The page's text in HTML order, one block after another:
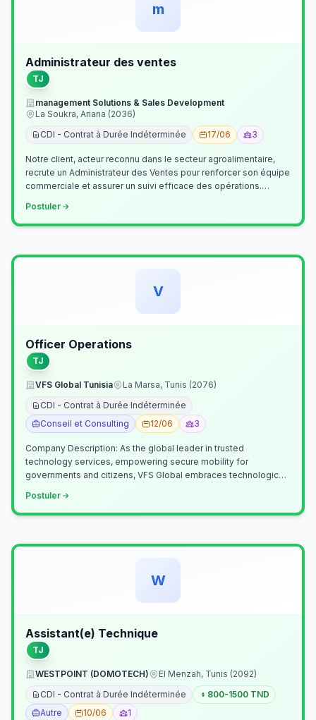
m
Administrateur des ventes
TJ
management Solutions & Sales Development
La Soukra, Ariana (2036)
CDI - Contrat à Durée Indéterminée
17/06 3
Notre client, acteur reconnu dans le secteur agroalimentaire,
recrute un Administrateur des Ventes pour renforcer son équipe
commerciale et assurer un suivi efficace des opérations.
Postuler
V
Officer Operations
TJ
VFS Global Tunisia
La Marsa, Tunis (2076)
CDI - Contrat à Durée Indéterminée
Conseil et Consulting
12/06 3
Company Description: As the global leader in trusted
technology services, empowering secure mobility for
governments and citizens, VFS Global embraces technological
Postuler
W
Assistant(e) Technique
TJ
WESTPOINT (DOMOTECH)
El Menzah, Tunis (2092)
CDI - Contrat à Durée Indéterminée
800-1500 TND
Autre
10/06 1